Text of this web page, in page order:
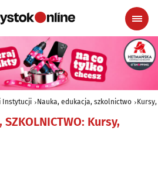
Instytucji Nauka, edukacja, szkolnictwo
SZKOLNICTWO: Kursy,